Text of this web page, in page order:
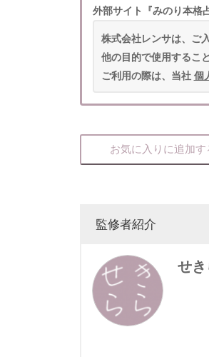
外部サイト『みのり本格
株式会社レンサは、ご
他の目的で使用するこ
ご利用の際は、当社 個
お気に入りに追加す
監修者紹介
せ